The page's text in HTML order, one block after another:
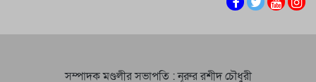
সম্পাদক মণ্ডলীর সভাপতি : নূরুর রশীদ চৌধুরী